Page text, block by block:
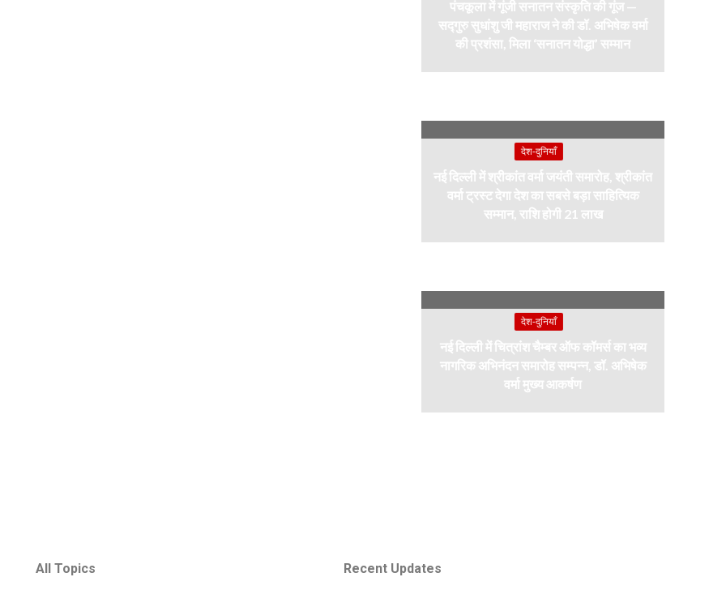
पंचकूला में गूंजी सनातन संस्कृति की गूंज —
सद्गुरु सुधांशु जी महाराज ने की डॉ. अभिषेक वर्मा
की प्रशंसा, मिला ‘सनातन योद्धा’ सम्मान
देश-दुनियाँ
नई दिल्ली में श्रीकांत वर्मा जयंती समारोह, श्रीकांत
वर्मा ट्रस्ट देगा देश का सबसे बड़ा साहित्यिक
सम्मान, राशि होगी 21 लाख
देश-दुनियाँ
नई दिल्ली में चित्रांश चैम्बर ऑफ कॉमर्स का भव्य
नागरिक अभिनंदन समारोह सम्पन्न, डॉ. अभिषेक
वर्मा मुख्य आकर्षण
All Topics Recent Updates